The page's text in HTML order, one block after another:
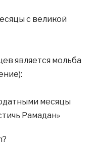
с великой
является мольба
месяцы
Рамадан»